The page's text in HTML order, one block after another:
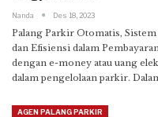
Nanda Des 18, 2023
Palang Parkir Otomatis,
dan Efisiensi dalam
dengan e-money atau uang
dalam pengelolaan parkir.
AGEN PALANG PARKIR